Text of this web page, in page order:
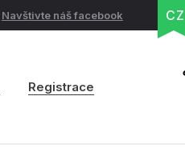
Navštivte náš facebook CZ
Registrace